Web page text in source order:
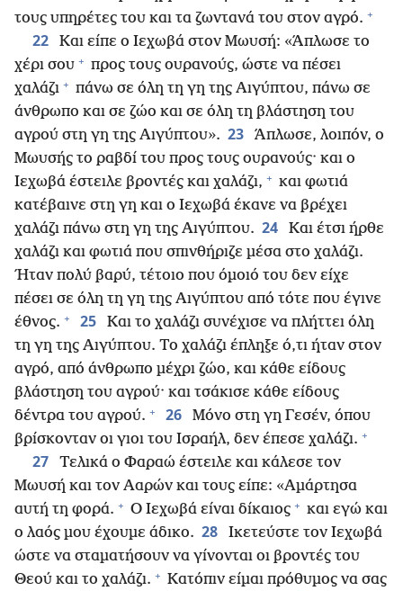
τους υπηρέτες του και τα ζωντανά του στον αγρό. +
22
Και είπε ο Ιεχωβά στον Μωυσή: «Άπλωσε το
χέρι σου + προς τους ουρανούς, ώστε να πέσει
χαλάζι + πάνω σε όλη τη γη της Αιγύπτου, πάνω σε
άνθρωπο και σε ζώο και σε όλη τη βλάστηση του
αγρού στη γη της Αιγύπτου». 23
Άπλωσε, λοιπόν, ο
Μωυσής το ραβδί του προς τους ουρανούς· και ο
Ιεχωβά έστειλε βροντές και χαλάζι, + και φωτιά
κατέβαινε στη γη και ο Ιεχωβά έκανε να βρέχει
χαλάζι πάνω στη γη της Αιγύπτου. 24
Και έτσι ήρθε
χαλάζι και φωτιά που σπινθήριζε μέσα στο χαλάζι.
Ήταν πολύ βαρύ, τέτοιο που όμοιό του δεν είχε
πέσει σε όλη τη γη της Αιγύπτου από τότε που έγινε
έθνος. + 25
Και το χαλάζι συνέχισε να πλήττει όλη
τη γη της Αιγύπτου. Το χαλάζι έπληξε ό,τι ήταν στον
αγρό, από άνθρωπο μέχρι ζώο, και κάθε είδους
βλάστηση του αγρού· και τσάκισε κάθε είδους
δέντρα του αγρού. + 26
Μόνο στη γη Γεσέν, όπου
βρίσκονταν οι γιοι του Ισραήλ, δεν έπεσε χαλάζι. +
27
Τελικά ο Φαραώ έστειλε και κάλεσε τον
Μωυσή και τον Ααρών και τους είπε: «Αμάρτησα
αυτή τη φορά. + Ο Ιεχωβά είναι δίκαιος + και εγώ και
ο λαός μου έχουμε άδικο. 28
Ικετεύστε τον Ιεχωβά
ώστε να σταματήσουν να γίνονται οι βροντές του
Θεού και το χαλάζι. + Κατόπιν είμαι πρόθυμος να σας